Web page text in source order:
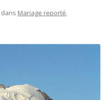
dans Mariage reporté.